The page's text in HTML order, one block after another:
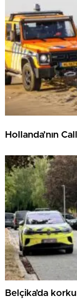
Hollanda’nın
Belçika’da